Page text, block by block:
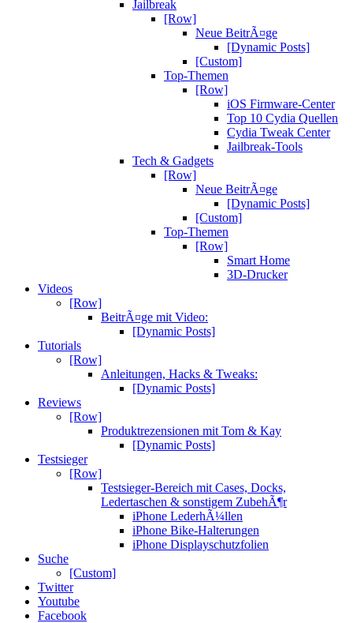
Jailbreak
[Row]
Neue BeitrÃ¤ge
[Dynamic Posts]
[Custom]
Top-Themen
[Row]
iOS Firmware-Center
Top 10 Cydia Quellen
Cydia Tweak Center
Jailbreak-Tools
Tech & Gadgets
[Row]
Neue BeitrÃ¤ge
[Dynamic Posts]
[Custom]
Top-Themen
[Row]
Smart Home
3D-Drucker
Videos
[Row]
BeitrÃ¤ge mit Video:
[Dynamic Posts]
Tutorials
[Row]
Anleitungen, Hacks & Tweaks:
[Dynamic Posts]
Reviews
[Row]
Produktrezensionen mit Tom & Kay
[Dynamic Posts]
Testsieger
[Row]
Testsieger-Bereich mit Cases, Docks,
Ledertaschen & sonstigem ZubehÃ¶r
iPhone LederhÃ¼llen
iPhone Bike-Halterungen
iPhone Displayschutzfolien
Suche
[Custom]
Twitter
Youtube
Facebook